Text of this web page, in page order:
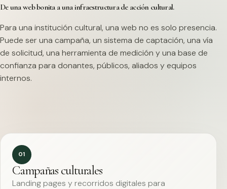
De una web bonita a una infraestructura de acción cultural.
Para una institución cultural, una web no es solo presencia.
Puede ser una campaña, un sistema de captación, una vía
de solicitud, una herramienta de medición y una base de
confianza para donantes, públicos, aliados y equipos
internos.
01
Campañas culturales
Landing pages y recorridos digitales para